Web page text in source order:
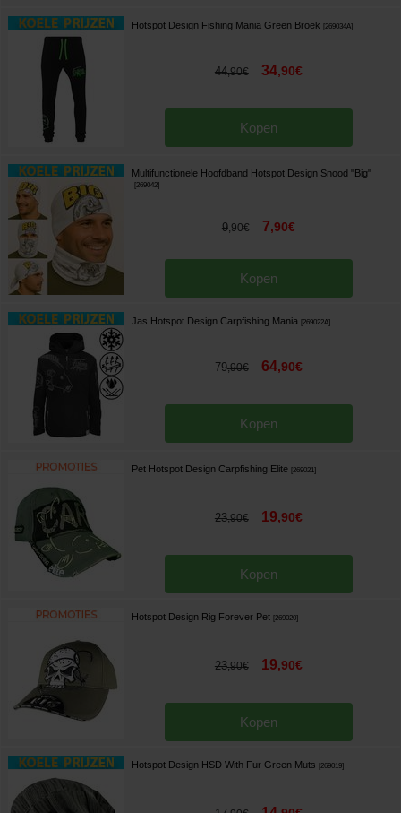
Hotspot Design Fishing Mania Green Broek 269034A]
44,90€ 34,90€
Kopen
Multifunctionele Hoofdband Hotspot Design Snood "Big"
269042]
9,90€ 7,90€
Kopen
Jas Hotspot Design Carpfishing Mania 269022A]
79,90€ 64,90€
Kopen
Pet Hotspot Design Carpfishing Elite 269021]
23,90€ 19,90€
Kopen
Hotspot Design Rig Forever Pet 269020]
23,90€ 19,90€
Kopen
Hotspot Design HSD With Fur Green Muts 269019]